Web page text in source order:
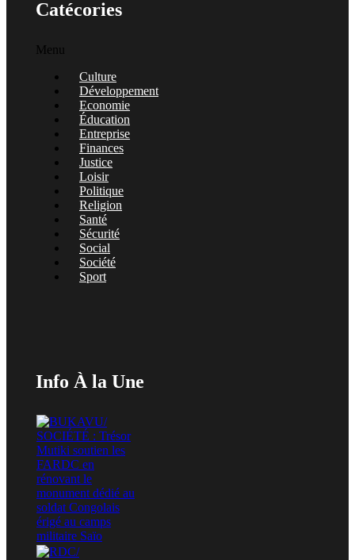
Catécories
Menu
Culture
Développement
Economie
Éducation
Entreprise
Finances
Justice
Loisir
Politique
Religion
Santé
Sécurité
Social
Société
Sport
Info À la Une